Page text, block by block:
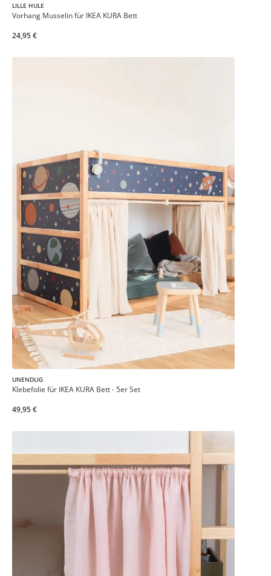
LILLE HULE
Vorhang Musselin für IKEA KURA Bett
24,95 €
UNENDLIG
Klebefolie für IKEA KURA Bett - 5er Set
49,95 €